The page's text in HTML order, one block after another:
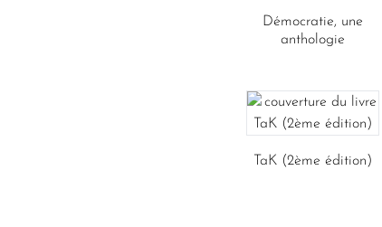
Démocratie, une
anthologie
TaK (2ème édition)